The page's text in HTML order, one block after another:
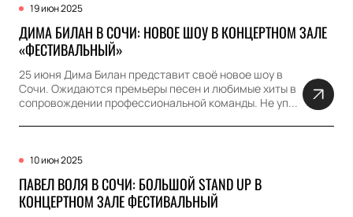
19 июн 2025
ДИМА БИЛАН В СОЧИ: НОВОЕ ШОУ В КОНЦЕРТНОМ ЗАЛЕ
«ФЕСТИВАЛЬНЫЙ»
25 июня Дима Билан представит своё новое шоу в
Сочи. Ожидаются премьеры песен и любимые хиты в
сопровождении профессиональной команды. Не уп...
10 июн 2025
ПАВЕЛ ВОЛЯ В СОЧИ: БОЛЬШОЙ STAND UP В
КОНЦЕРТНОМ ЗАЛЕ ФЕСТИВАЛЬНЫЙ